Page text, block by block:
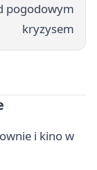
pogodowym
kryzysem
i kino w